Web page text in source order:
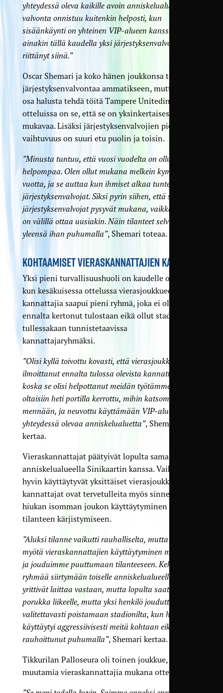
yhteydessä oleva kaikille avoin anniskelualue. Sen
valvonta onnistuu kuitenkin helposti, kun
sisäänkäynti on yhteinen VIP-alueen kanssa, ja
ainakin tällä kaudella yksi järjestyksenvalvoja on
riittänyt siinä.”
Oscar Shemari ja koko hänen joukkonsa tekee
järjestyksenvalvontaa ammatikseen, mutta iso
osa halusta tehdä töitä Tampere Unitedin
otteluissa on se, että se on yksinkertaisesti
mukavaa. Lisäksi järjestyksenvalvojien pieni
vaihtuvuus on suuri etu puolin ja toisin.
”Minusta tuntuu, että vuosi vuodelta on ollut
helpompaa. Olen ollut mukana melkein kymmenen
vuotta, ja se auttaa kun ihmiset alkaa tuntea
järjestyksenvalvojat. Siksi pyrin siihen, että samat
järjestyksenvalvojat pysyvät mukana, vaikka pakko
on välillä ottaa uusiakin. Näin tilanteet selviävät
yleensä ihan puhumalla”, Shemari toteaa.
KOHTAAMISET VIERASKANNATTAJIEN KANSSA
Yksi pieni turvallisuushuoli on kaudelle osunut,
kun kesäkuisessa ottelussa vierasjoukkueen
kannattajia saapui pieni ryhmä, joka ei ollut
ennalta kertonut tulostaan eikä ollut stadionille
tullessakaan tunnistetaavissa
kannattajaryhmäksi.
”Olisi kyllä toivottu kovasti, että vierasjoukkue olisi
ilmoittanut ennalta tulossa olevista kannattajista,
koska se olisi helpottanut meidän työtämme. Silloin
oltaisiin heti portilla kerrottu, mihin katsomoon
mennään, ja neuvottu käyttämään VIP-alueen
yhteydessä olevaa anniskelualuetta”, Shemari
kertaa.
Vieraskannattajat päätyivät lopulta samalle
anniskelualueella Sinikaartin kanssa. Vaikka
hyvin käyttäytyvät yksittäiset vierasjoukkueen
kannattajat ovat tervetulleita myös sinne, johti
hiukan isomman joukon käyttäytyminen
tilanteen kärjistymiseen.
”Aluksi tilanne vaikutti rauhalliselta, mutta ajan
myötä vieraskannattajien käyttäytyminen muuttui,
ja jouduimme puuttumaan tilanteeseen. Kehoitimme
ryhmää siirtymään toiselle anniskelualueelle. He
yrittivät laittaa vastaan, mutta lopulta saatiin
porukka liikeelle, mutta yksi henkilö jouduttiin
valitettavasti poistamaan stadionilta, kun hän
käyttäytyi aggressiivisesti meitä kohtaan eikä
rauhoittunut puhumalla”, Shemari kertaa.
Tikkurilan Palloseura oli toinen joukkue, jolla oli
muutamia vieraskannattajia mukana ottelussaan.